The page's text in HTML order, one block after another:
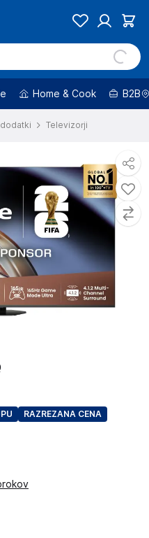
Home & Cook B2B
Televizorji
RAZREZANA CENA